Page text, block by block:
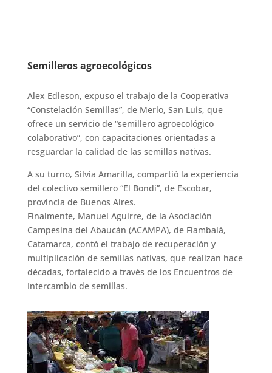
Semilleros agroecológicos
Alex Edleson, expuso el trabajo de la Cooperativa
“Constelación Semillas”, de Merlo, San Luis, que
ofrece un servicio de “semillero agroecológico
colaborativo”, con capacitaciones orientadas a
resguardar la calidad de las semillas nativas.
A su turno, Silvia Amarilla, compartió la experiencia
del colectivo semillero “El Bondi”, de Escobar,
provincia de Buenos Aires.
Finalmente, Manuel Aguirre, de la Asociación
Campesina del Abaucán (ACAMPA), de Fiambalá,
Catamarca, contó el trabajo de recuperación y
multiplicación de semillas nativas, que realizan hace
décadas, fortalecido a través de los Encuentros de
Intercambio de semillas.